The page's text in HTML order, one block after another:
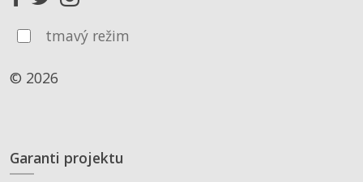
tmavý režim
© 2026
Garanti projektu